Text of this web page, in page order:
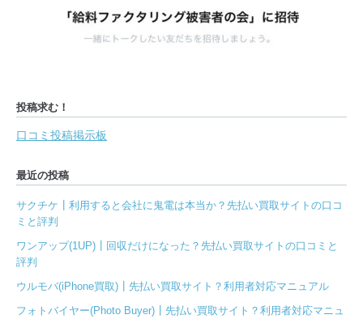
投稿求む！
口コミ投稿掲示板
最近の投稿
サクチケ┃利用すると会社に鬼電は本当か？先払い買取サイトの口コ
ミと評判
ワンアップ(1UP)┃回収だけになった？先払い買取サイトの口コミと
評判
ウルモバ(iPhone買取)┃先払い買取サイト？利用者対応マニュアル
フォトバイヤー(Photo Buyer)┃先払い買取サイト？利用者対応マニュ